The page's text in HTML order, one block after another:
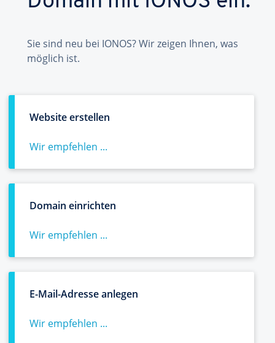
Sie sind neu bei IONOS? Wir zeigen Ihnen, was
möglich ist.
Website erstellen
Wir empfehlen ...
Domain einrichten
Wir empfehlen ...
E-Mail-Adresse anlegen
Wir empfehlen ...